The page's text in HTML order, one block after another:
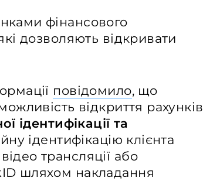
фінансового
дозволяють відкривати
повідомило, що
відкриття рахунків
ідентифікації та
ідентифікацію клієнта
трансляції або
шляхом накладання